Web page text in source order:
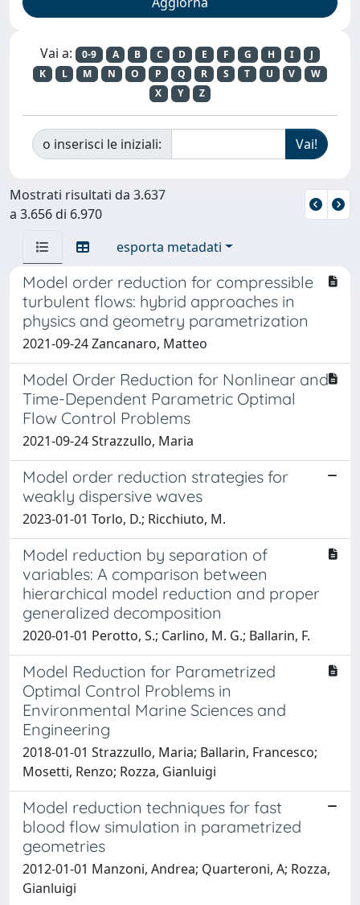
Vai a: 0-9 A B C D E F G H I
J
K
L M N O P Q R S T U V
W
X
Y Z
o inserisci le iniziali:
Mostrati risultati da 3.637
a 3.656 di 6.970
esporta metadati
Model order reduction for compressible
turbulent flows: hybrid approaches in
physics and geometry parametrization
2021-09-24 Zancanaro, Matteo
Model Order Reduction for Nonlinear and
Time-Dependent Parametric Optimal
Flow Control Problems
2021-09-24 Strazzullo, Maria
Model order reduction strategies for
weakly dispersive waves
2023-01-01 Torlo, D.; Ricchiuto, M.
Model reduction by separation of
variables: A comparison between
hierarchical model reduction and proper
generalized decomposition
2020-01-01 Perotto, S.; Carlino, M. G.; Ballarin, F.
Model Reduction for Parametrized
Optimal Control Problems in
Environmental Marine Sciences and
Engineering
2018-01-01 Strazzullo, Maria; Ballarin, Francesco;
Mosetti, Renzo; Rozza, Gianluigi
Model reduction techniques for fast
blood flow simulation in parametrized
geometries
2012-01-01 Manzoni, Andrea; Quarteroni, A; Rozza,
Gianluigi